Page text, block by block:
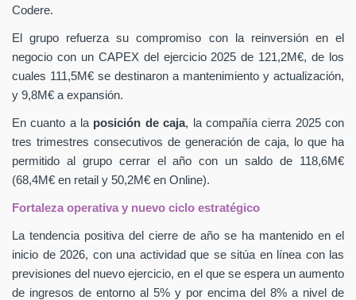
Codere.
El grupo refuerza su compromiso con la reinversión en el
negocio con un CAPEX del ejercicio 2025 de 121,2M€, de los
cuales 111,5M€ se destinaron a mantenimiento y actualización,
y 9,8M€ a expansión.
En cuanto a la posición de caja, la compañía cierra 2025 con
tres trimestres consecutivos de generación de caja, lo que ha
permitido al grupo cerrar el año con un saldo de 118,6M€
(68,4M€ en retail y 50,2M€ en Online).
Fortaleza operativa y nuevo ciclo estratégico
La tendencia positiva del cierre de año se ha mantenido en el
inicio de 2026, con una actividad que se sitúa en línea con las
previsiones del nuevo ejercicio, en el que se espera un aumento
de ingresos de entorno al 5% y por encima del 8% a nivel de